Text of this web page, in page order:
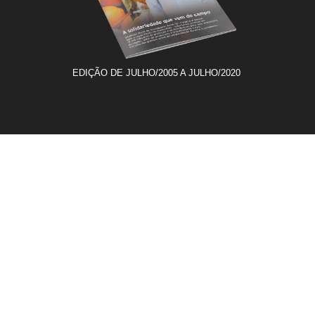
EDIÇÃO DE JULHO/2005 A JULHO/2020